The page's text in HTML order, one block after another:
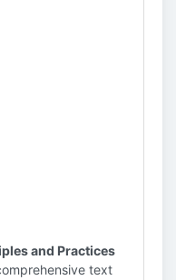
and Practices
text